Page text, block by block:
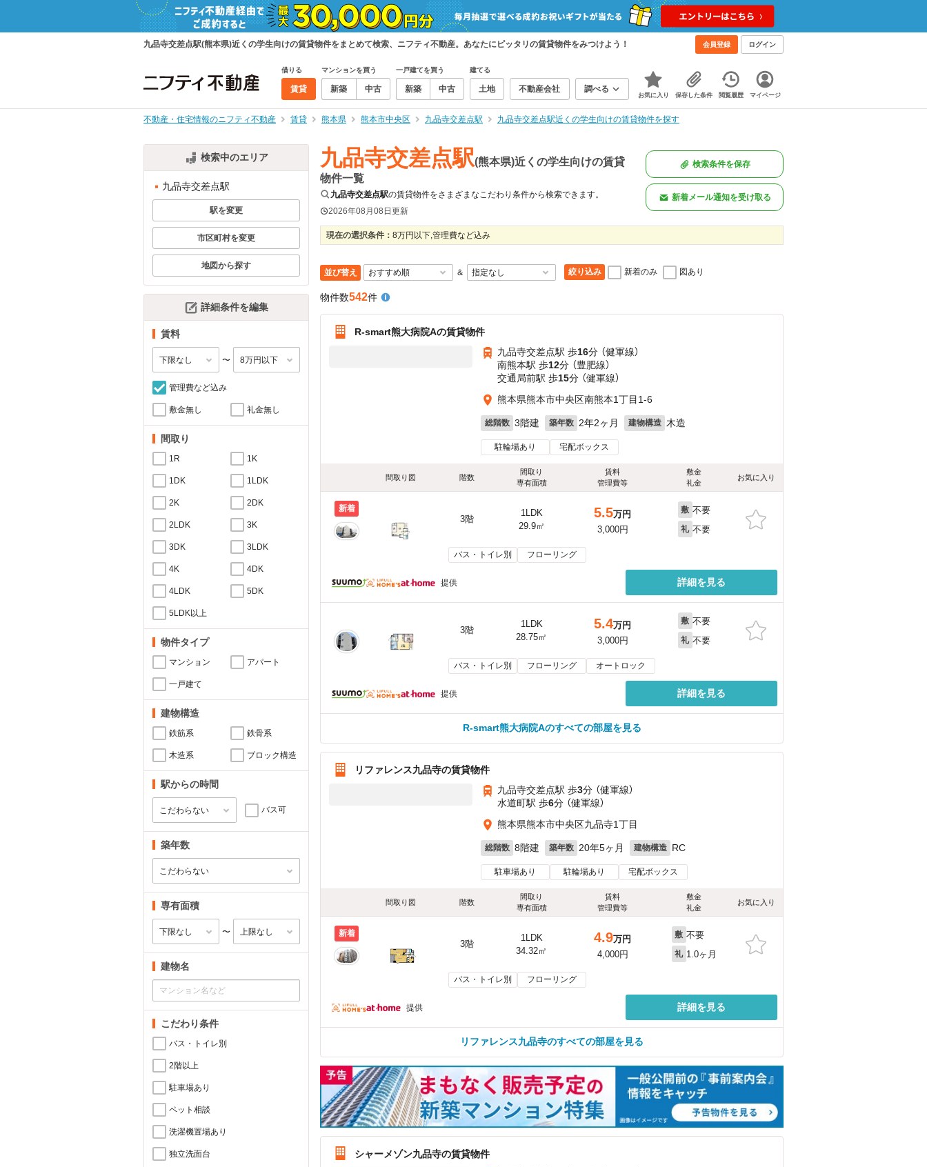
九品寺交差点駅(熊本県)近くの学生向けの賃貸物件をまとめて検索、ニフティ不動産。あなたにピッタリの賃貸物件をみつけよう！ 会員登録 ログイン
借りる
賃貸
マンションを買う
新築 中古
一戸建てを買う
新築 中古
建てる
土地 不動産会社 調べる
お気に入り 保存した条件 閲覧履歴 マイページ
不動産・住宅情報のニフティ不動産 賃貸 熊本県 熊本市中央区 九品寺交差点駅 九品寺交差点駅近くの学生向けの賃貸物件を探す
検索中のエリア
九品寺交差点駅
駅を変更
市区町村を変更
地図から探す
詳細条件を編集
賃料
〜
管理費など込み
敷金無し 礼金無し
間取り
1R 1K
1DK 1LDK
2K 2DK
2LDK 3K
3DK 3LDK
4K 4DK
4LDK 5DK
5LDK以上
物件タイプ
マンション アパート
一戸建て
建物構造
鉄筋系 鉄骨系
木造系 ブロック構造
駅からの時間
バス可
築年数
専有面積
〜
建物名
こだわり条件
バス・トイレ別
2階以上
駐車場あり
ペット相談
洗濯機置場あり
独立洗面台
九品寺交差点駅(熊本県)近くの学生向けの賃貸
物件一覧
九品寺交差点駅の賃貸物件をさまざまなこだわり条件から検索できます。
2026年08月08日更新
検索条件を保存
新着メール通知を受け取る
現在の選択条件： 8万円以下,管理費など込み
並び替え ＆ 絞り込み 新着のみ 図あり
物件数542件
R-smart熊大病院Aの賃貸物件
九品寺交差点駅 歩16分 （健軍線）
南熊本駅 歩12分 （豊肥線）
交通局前駅 歩15分 （健軍線）
熊本県熊本市中央区南熊本1丁目1-6
総階数 3階建 築年数 2年2ヶ月 建物構造 木造
駐輪場あり 宅配ボックス
間取り図 階数
間取り
専有面積
賃料
管理費等
敷金
礼金
お気に入り
新着
3階
1LDK
29.9㎡
5.5万円
3,000円
敷 不要
礼 不要
バス・トイレ別 フローリング
提供 詳細を見る
3階
1LDK
28.75㎡
5.4万円
3,000円
敷 不要
礼 不要
バス・トイレ別 フローリング オートロック
提供 詳細を見る
R-smart熊大病院Aのすべての部屋を見る
リファレンス九品寺の賃貸物件
九品寺交差点駅 歩3分 （健軍線）
水道町駅 歩6分 （健軍線）
熊本県熊本市中央区九品寺1丁目
総階数 8階建 築年数 20年5ヶ月 建物構造 RC
駐車場あり 駐輪場あり 宅配ボックス
間取り図 階数
間取り
専有面積
賃料
管理費等
敷金
礼金
お気に入り
新着
3階
1LDK
34.32㎡
4.9万円
4,000円
敷 不要
礼 1.0ヶ月
バス・トイレ別 フローリング
提供 詳細を見る
リファレンス九品寺のすべての部屋を見る
シャーメゾン九品寺の賃貸物件